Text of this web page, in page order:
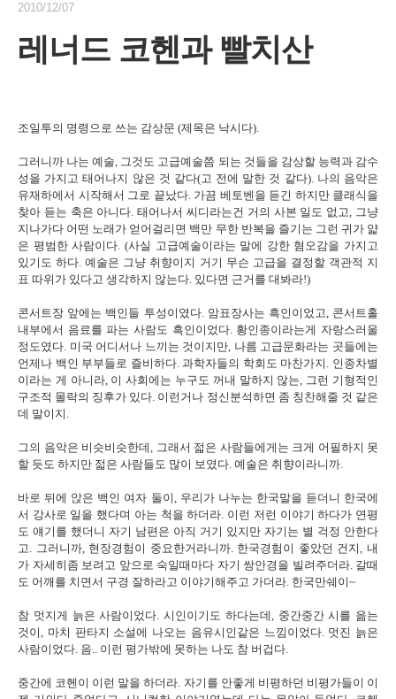
2010/12/07
레너드 코헨과 빨치산
조일투의 명령으로 쓰는 감상문 (제목은 낙시다).
그러니까 나는 예술, 그것도 고급예술쯤 되는 것들을 감상할 능력과 감수
성을 가지고 태어나지 않은 것 같다(고 전에 말한 것 같다). 나의 음악은
유재하에서 시작해서 그로 끝났다. 가끔 베토벤을 듣긴 하지만 클래식을
찾아 듣는 축은 아니다. 태어나서 씨디라는건 거의 사본 일도 없고, 그냥
지나가다 어떤 노래가 얻어걸리면 백만 무한 반복을 즐기는 그런 귀가 얇
은 평범한 사람이다. (사실 고급예술이라는 말에 강한 혐오감을 가지고
있기도 하다. 예술은 그냥 취향이지 거기 무슨 고급을 결정할 객관적 지
표 따위가 있다고 생각하지 않는다. 있다면 근거를 대봐라!)
콘서트장 앞에는 백인들 투성이였다. 암표장사는 흑인이었고, 콘서트홀
내부에서 음료를 파는 사람도 흑인이었다. 황인종이라는게 자랑스러울
정도였다. 미국 어디서나 느끼는 것이지만, 나름 고급문화라는 곳들에는
언제나 백인 부부들로 즐비하다. 과학자들의 학회도 마찬가지. 인종차별
이라는 게 아니라, 이 사회에는 누구도 꺼내 말하지 않는, 그런 기형적인
구조적 몰락의 징후가 있다. 이런거나 정신분석하면 좀 칭찬해줄 것 같은
데 말이지.
그의 음악은 비슷비슷한데, 그래서 젋은 사람들에게는 크게 어필하지 못
할 듯도 하지만 젋은 사람들도 많이 보였다. 예술은 취향이라니까.
바로 뒤에 앉은 백인 여자 둘이, 우리가 나누는 한국말을 듣더니 한국에
서 강사로 일을 했다며 아는 척을 하더라. 이런 저런 이야기 하다가 연평
도 얘기를 했더니 자기 남편은 아직 거기 있지만 자기는 별 걱정 안한다
고. 그러니까, 현장경험이 중요한거라니까. 한국경험이 좋았던 건지, 내
가 자세히좀 보려고 앞으로 숙일때마다 자기 쌍안경을 빌려주더라. 갈때
도 어깨를 치면서 구경 잘하라고 이야기해주고 가더라. 한국만쉐이~
참 멋지게 늙은 사람이었다. 시인이기도 하다는데, 중간중간 시를 읆는
것이, 마치 판타지 소설에 나오는 음유시인같은 느낌이었다. 멋진 늙은
사람이었다. 음.. 이런 평가밖에 못하는 나도 참 버겁다.
중간에 코헨이 이런 말을 하더라. 자기를 안좋게 비평하던 비평가들이 이